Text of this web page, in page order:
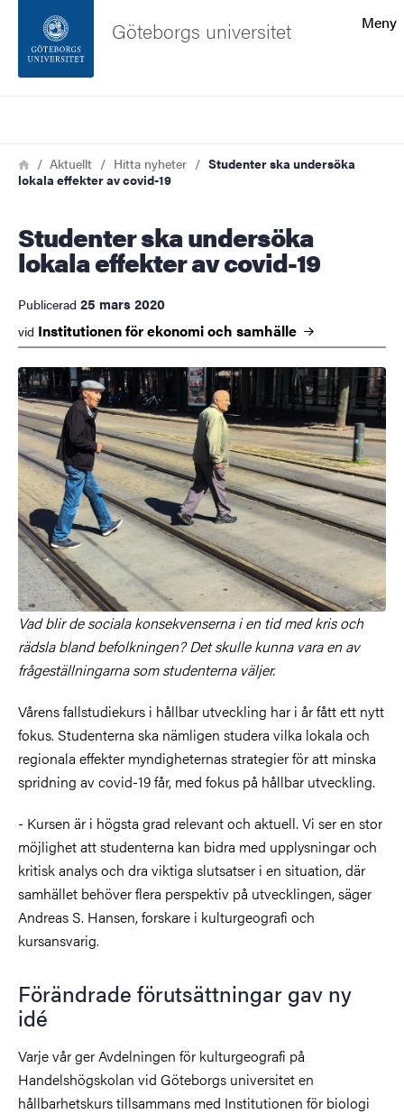
Sidfoten
Om webbplatsen
Meny
Göteborgs universitet
Länkstig
HemAktuellt Hitta nyheter
Studenter ska undersöka
lokala effekter av covid-19
Studenter ska undersöka
lokala effekter av covid-19
Publicerad 25 mars 2020
vid Institutionen för ekonomi och samhälle
Vad blir de sociala konsekvenserna i en tid med kris och
rädsla bland befolkningen? Det skulle kunna vara en av
frågeställningarna som studenterna väljer.
Vårens fallstudiekurs i hållbar utveckling har i år fått ett nytt
fokus. Studenterna ska nämligen studera vilka lokala och
regionala effekter myndigheternas strategier för att minska
spridning av covid-19 får, med fokus på hållbar utveckling.
- Kursen är i högsta grad relevant och aktuell. Vi ser en stor
möjlighet att studenterna kan bidra med upplysningar och
kritisk analys och dra viktiga slutsatser i en situation, där
samhället behöver flera perspektiv på utvecklingen, säger
Andreas S. Hansen, forskare i kulturgeografi och
kursansvarig.
Förändrade förutsättningar gav ny
idé
Varje vår ger Avdelningen för kulturgeografi på
Handelshögskolan vid Göteborgs universitet en
hållbarhetskurs tillsammans med Institutionen för biologi